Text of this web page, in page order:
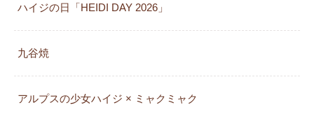
ハイジの日「HEIDI DAY 2026」
九谷焼
アルプスの少女ハイジ × ミャクミャク